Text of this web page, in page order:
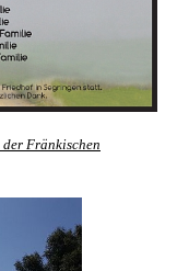
der Fränkischen